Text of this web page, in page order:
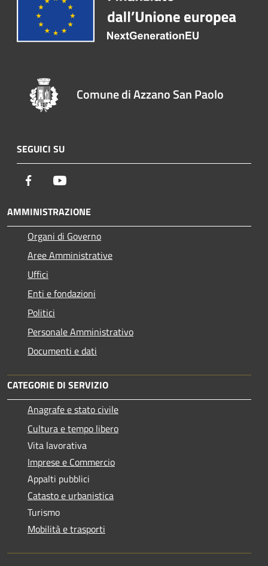
Comune di Azzano San Paolo
SEGUICI SU
Facebook
AMMINISTRAZIONE
Organi di Governo
Aree Amministrative
Uffici
Enti e fondazioni
Politici
Personale Amministrativo
Documenti e dati
CATEGORIE DI SERVIZIO
Anagrafe e stato civile
Cultura e tempo libero
Vita lavorativa
Imprese e Commercio
Appalti pubblici
Catasto e urbanistica
Turismo
Mobilità e trasporti